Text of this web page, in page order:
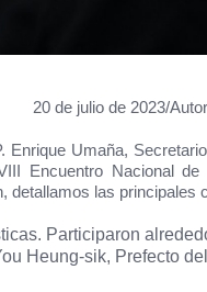
20 de julio de 2023/
Enrique Umaña,
Encuentro Nacional de
detallamos las principales
Participaron
Heung-sik, Prefecto